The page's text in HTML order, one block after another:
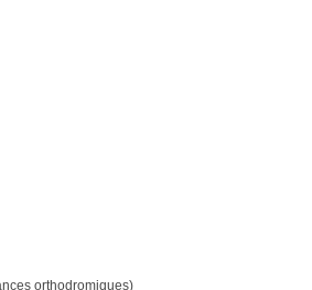
orthodromiques)